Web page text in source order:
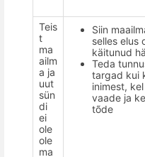
Teis
t
ma
ailm
a ja
uut
sün
di
ei
ole
ole
ma
Siin
selles elus
käitunud
Teda
targad kui
inimest,
vaade ja
tõde